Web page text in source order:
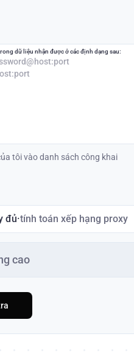
dữ liệu nhận được ở các định dạng sau:
tôi vào danh sách công khai
đủ·tính toán xếp hạng proxy
cao